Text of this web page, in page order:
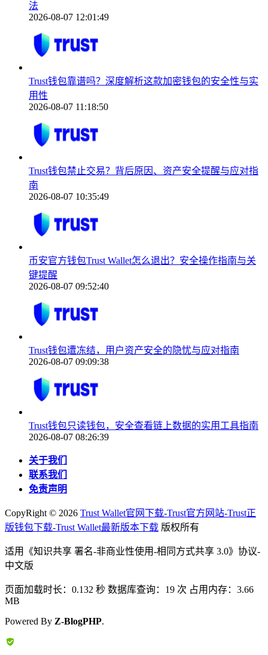
法
2026-08-07 12:01:49
Trust钱包靠谱吗？深度解析这款加密钱包的安全性与实
用性
2026-08-07 11:18:50
Trust钱包禁止交易？背后原因、资产安全提醒与应对指
南
2026-08-07 10:35:49
币安官方钱包Trust Wallet怎么退出？安全操作指南与关
键提醒
2026-08-07 09:52:40
Trust钱包遭冻结，用户资产安全的隐忧与应对指南
2026-08-07 09:09:38
Trust钱包只读钱包，安全查看链上数据的实用工具指南
2026-08-07 08:26:39
关于我们
联系我们
免责声明
CopyRight © 2026 Trust Wallet官网下载-Trust官方网站-Trust正
版钱包下载-Trust Wallet最新版本下载 版权所有
适用《知识共享 署名-非商业性使用-相同方式共享 3.0》协议-
中文版
页面加载时长：0.132 秒 数据库查询：19 次 占用内存：3.66
MB
Powered By Z-BlogPHP.